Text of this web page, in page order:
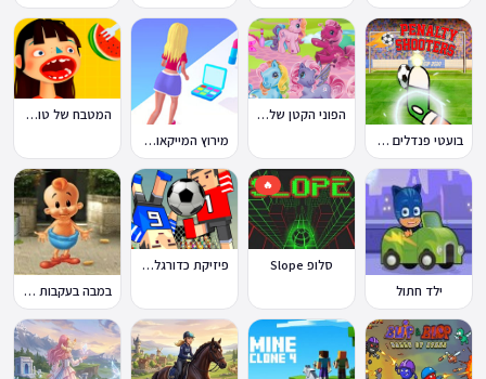
בועטי פנדלים Penalty Shooters
הפוני הקטן שלי: מסיבה בכפר
מירוץ המייקאובר Makeover Run
המטבח של טוקה בוקה
ילד חתול
🔥
סלופ Slope
פיזיקת כדורגל Soccer Physics
במבה בעקבות החטיף החטוף 2